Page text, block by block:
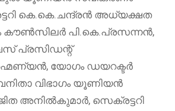
കെ.കെ.ചന്ദ്രൻ അധ്യക്ഷത
കൗൺസിലർ പി.കെ.പ്രസന്നൻ,
പ്രസിഡന്റ്
യോഗം ഡയറക്ടർ
വിഭാഗം യൂണിയൻ
അനിൽകുമാർ, സെക്രട്ടറി